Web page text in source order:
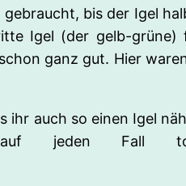
bis der Igel
Igel (der gelb-
ganz gut. Hier
auch so einen Igel
Fall